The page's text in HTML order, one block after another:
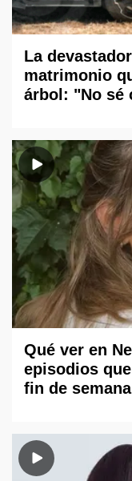
La
matrimonio
árbol: "No sé
Qué ver en
episodios
fin de semana